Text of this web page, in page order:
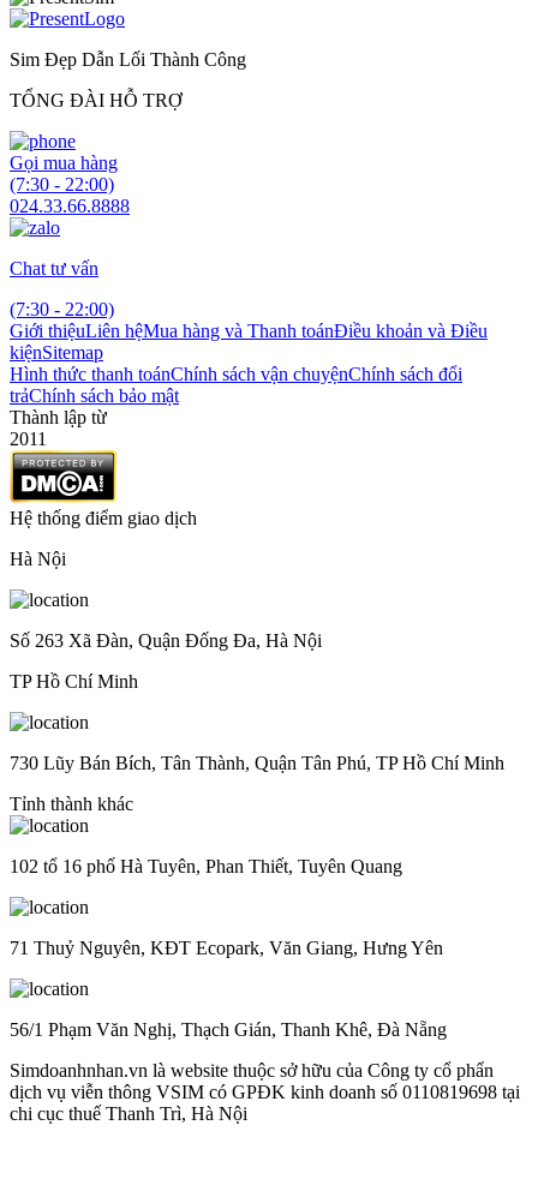
Sim Đẹp Dẫn Lối Thành Công
TỔNG ĐÀI HỖ TRỢ
Gọi mua hàng
(7:30 - 22:00)
024.33.66.8888
Chat tư vấn
(7:30 - 22:00)
Giới thiệuLiên hệMua hàng và Thanh toánĐiều khoản và Điều
kiệnSitemap
Hình thức thanh toánChính sách vận chuyệnChính sách đổi
trảChính sách bảo mật
Thành lập từ
2011
Hệ thống điểm giao dịch
Hà Nội
Số 263 Xã Đàn, Quận Đống Đa, Hà Nội
TP Hồ Chí Minh
730 Lũy Bán Bích, Tân Thành, Quận Tân Phú, TP Hồ Chí Minh
Tỉnh thành khác
102 tổ 16 phố Hà Tuyên, Phan Thiết, Tuyên Quang
71 Thuỷ Nguyên, KĐT Ecopark, Văn Giang, Hưng Yên
56/1 Phạm Văn Nghị, Thạch Gián, Thanh Khê, Đà Nẵng
Simdoanhnhan.vn là website thuộc sở hữu của Công ty cổ phẩn
dịch vụ viễn thông VSIM có GPĐK kinh doanh số 0110819698 tại
chi cục thuế Thanh Trì, Hà Nội